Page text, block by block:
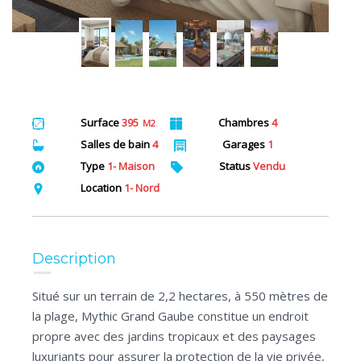
Surface395 M2 Chambres4
Salles de bain4 Garages 1
Type 1- Maison StatusVendu
Location 1- Nord
Description
Situé sur un terrain de 2,2 hectares, à 550 mètres de
la plage, Mythic Grand Gaube constitue un endroit
propre avec des jardins tropicaux et des paysages
luxuriants pour assurer la protection de la vie privée,